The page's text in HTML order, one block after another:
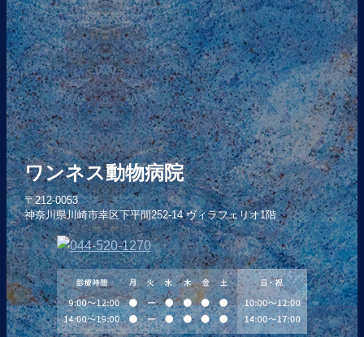
ワンネス動物病院
〒212-0053
神奈川県川崎市幸区下平間252-14 ヴィラフェリオ1階